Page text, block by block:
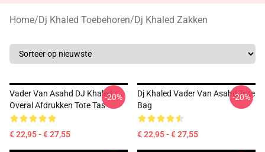
Home/Dj Khaled Toebehoren/Dj Khaled Zakken
Vader Van Asahd DJ Khaled
Overal Afdrukken Tote Tas
€ 22,95 - € 27,55
-20%
Dj Khaled Vader Van Asahd Tote
Bag
€ 22,95 - € 27,55
-20%